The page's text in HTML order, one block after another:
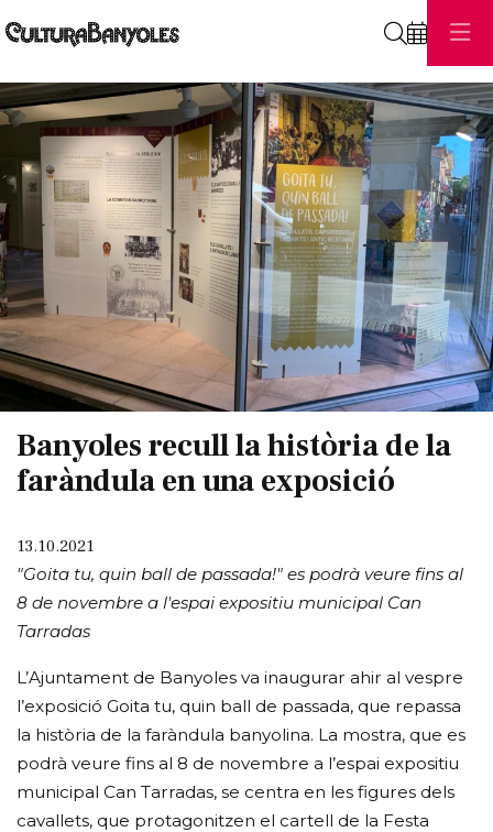
Banyoles recull la història de la
faràndula en una exposició
13.10.2021
"Goita tu, quin ball de passada!" es podrà veure fins al
8 de novembre a l'espai expositiu municipal Can
Tarradas
L’Ajuntament de Banyoles va inaugurar ahir al vespre
l’exposició Goita tu, quin ball de passada, que repassa
la història de la faràndula banyolina. La mostra, que es
podrà veure fins al 8 de novembre a l’espai expositiu
municipal Can Tarradas, se centra en les figures dels
cavallets, que protagonitzen el cartell de la Festa